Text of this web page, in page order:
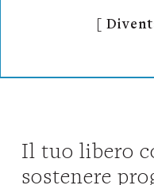
[
Il tuo libero
sostenere